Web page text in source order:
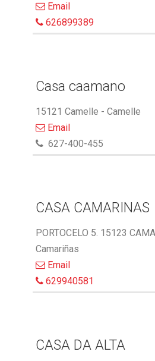
Email
626899389
Casa caamano
15121 Camelle - Camelle
Email
627-400-455
CASA CAMARINAS
PORTOCELO 5. 15123
Camariñas
Email
629940581
CASA DA ALTA